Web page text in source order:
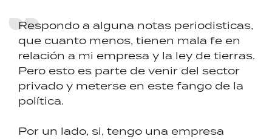
Respondo a alguna notas periodisticas,
que cuanto menos, tienen mala fe en
relación a mi empresa y la ley de tierras.
Pero esto es parte de venir del sector
privado y meterse en este fango de la
política.
Por un lado, si, tengo una empresa